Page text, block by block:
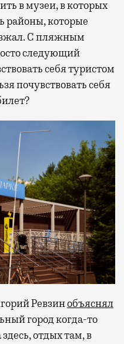
в музеи, в которых
районы, которые
С пляжным
следующий
себя туристом
почувствовать себя
Ревзинобъяснял
город когда-то
отдых там, в